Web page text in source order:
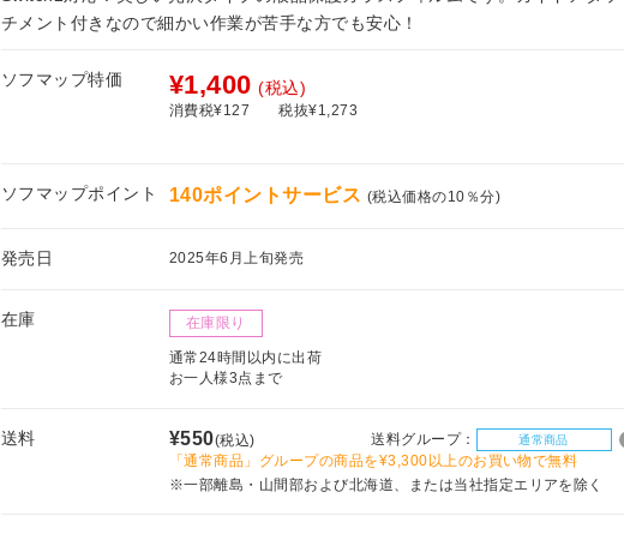
チメント付きなので細かい作業が苦手な方でも安心！
ソフマップ特価 ¥1,400 (税込)
消費税¥127 税抜¥1,273
ソフマップポイント 140ポイントサービス (税込価格の10％分)
発売日 2025年6月上旬発売
在庫 在庫限り
通常24時間以内に出荷
お一人様3点まで
送料 ¥550(税込) 送料グループ： 通常商品
「通常商品」グループの商品を¥3,300以上のお買い物で無料
※一部離島・山間部および北海道、または当社指定エリアを除く